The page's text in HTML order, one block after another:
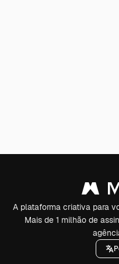
A plataforma criativa para
Mais de 1 milhão de